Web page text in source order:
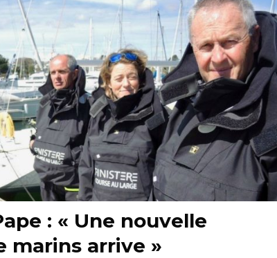
: « Une nouvelle
marins arrive »